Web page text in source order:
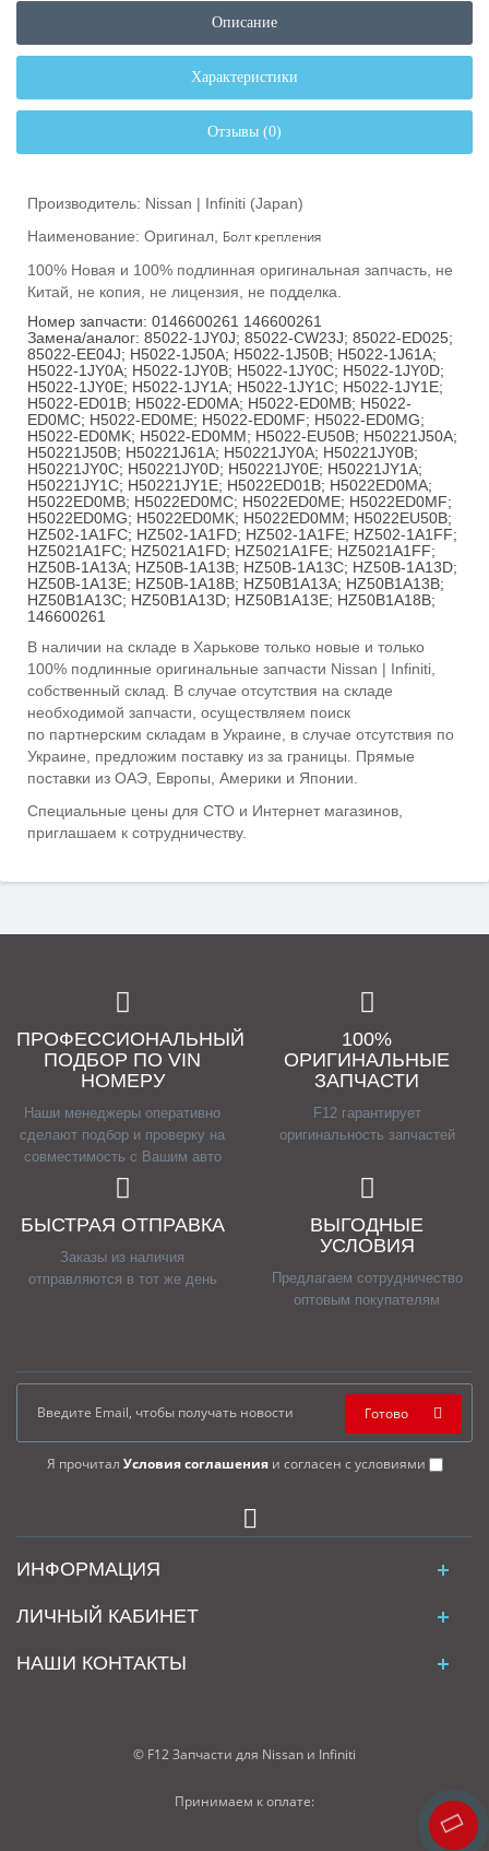
Описание
Характеристики
Отзывы (0)
Производитель: Nissan | Infiniti (Japan)
Наименование: Оригинал, Болт крепления
100% Новая и 100% подлинная оригинальная запчасть, не
Китай, не копия, не лицензия, не подделка.
Номер запчасти: 0146600261 146600261
Замена/аналог: 85022-1JY0J; 85022-CW23J; 85022-ED025;
85022-EE04J; H5022-1J50A; H5022-1J50B; H5022-1J61A;
H5022-1JY0A; H5022-1JY0B; H5022-1JY0C; H5022-1JY0D;
H5022-1JY0E; H5022-1JY1A; H5022-1JY1C; H5022-1JY1E;
H5022-ED01B; H5022-ED0MA; H5022-ED0MB; H5022-
ED0MC; H5022-ED0ME; H5022-ED0MF; H5022-ED0MG;
H5022-ED0MK; H5022-ED0MM; H5022-EU50B; H50221J50A;
H50221J50B; H50221J61A; H50221JY0A; H50221JY0B;
H50221JY0C; H50221JY0D; H50221JY0E; H50221JY1A;
H50221JY1C; H50221JY1E; H5022ED01B; H5022ED0MA;
H5022ED0MB; H5022ED0MC; H5022ED0ME; H5022ED0MF;
H5022ED0MG; H5022ED0MK; H5022ED0MM; H5022EU50B;
HZ502-1A1FC; HZ502-1A1FD; HZ502-1A1FE; HZ502-1A1FF;
HZ5021A1FC; HZ5021A1FD; HZ5021A1FE; HZ5021A1FF;
HZ50B-1A13A; HZ50B-1A13B; HZ50B-1A13C; HZ50B-1A13D;
HZ50B-1A13E; HZ50B-1A18B; HZ50B1A13A; HZ50B1A13B;
HZ50B1A13C; HZ50B1A13D; HZ50B1A13E; HZ50B1A18B;
146600261
В наличии на складе в Харькове только новые и только
100% подлинные оригинальные запчасти Nissan | Infiniti,
собственный склад. В случае отсутствия на складе
необходимой запчасти, осуществляем поиск
по партнерским складам в Украине, в случае отсутствия по
Украине, предложим поставку из за границы. Прямые
поставки из ОАЭ, Европы, Америки и Японии.
Специальные цены для СТО и Интернет магазинов,
приглашаем к сотрудничеству.
ПРОФЕССИОНАЛЬНЫЙ
ПОДБОР ПО VIN
НОМЕРУ
Наши менеджеры оперативно
сделают подбор и проверку на
совместимость с Вашим авто
100%
ОРИГИНАЛЬНЫЕ
ЗАПЧАСТИ
F12 гарантирует
оригинальность запчастей
БЫСТРАЯ ОТПРАВКА
Заказы из наличия
отправляются в тот же день
ВЫГОДНЫЕ
УСЛОВИЯ
Предлагаем сотрудничество
оптовым покупателям
Я прочитал Условия соглашенияи согласен с условиями
Готово
ИНФОРМАЦИЯ
ЛИЧНЫЙ КАБИНЕТ
НАШИ КОНТАКТЫ
© F12 Запчасти для Nissan и Infiniti
Принимаем к оплате: